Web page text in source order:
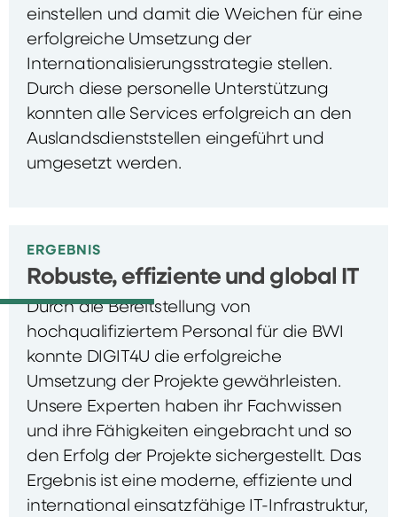
einstellen und damit die Weichen für eine
erfolgreiche Umsetzung der
Internationalisierungsstrategie stellen.
Durch diese personelle Unterstützung
konnten alle Services erfolgreich an den
Auslandsdienststellen eingeführt und
umgesetzt werden.
ERGEBNIS
Robuste, effiziente und global IT
Durch die Bereitstellung von
hochqualifiziertem Personal für die BWI
konnte DIGIT4U die erfolgreiche
Umsetzung der Projekte gewährleisten.
Unsere Experten haben ihr Fachwissen
und ihre Fähigkeiten eingebracht und so
den Erfolg der Projekte sichergestellt. Das
Ergebnis ist eine moderne, effiziente und
international einsatzfähige IT-Infrastruktur,